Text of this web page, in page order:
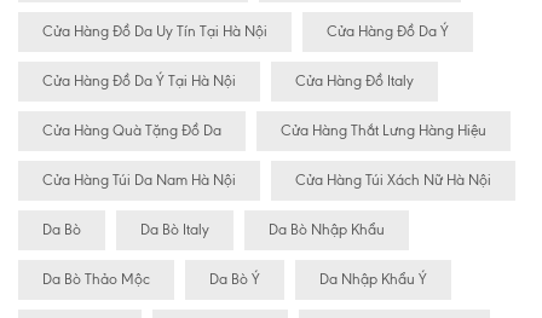
Cửa Hàng Đồ Da Uy Tín Tại Hà Nội Cửa Hàng Đồ Da Ý
Cửa Hàng Đồ Da Ý Tại Hà Nội Cửa Hàng Đồ Italy
Cửa Hàng Quà Tặng Đồ Da Cửa Hàng Thắt Lưng Hàng Hiệu
Cửa Hàng Túi Da Nam Hà Nội Cửa Hàng Túi Xách Nữ Hà Nội
Da Bò Da Bò Italy Da Bò Nhập Khẩu
Da Bò Thảo Mộc Da Bò Ý Da Nhập Khẩu Ý